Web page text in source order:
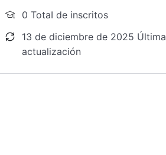
0 TotaI de inscritos
13 de diciembre de 2025 Última
actualización